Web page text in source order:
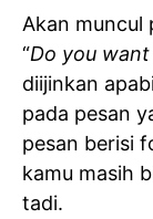
Akan muncul
“Do you
diijinkan
pada pesan
pesan berisi
kamu masih
tadi.